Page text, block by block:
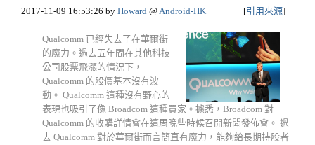
2017-11-09 16:53:26 by Howard @Android-HK [引用來源]
Qualcomm 已經失去了在華爾街
的魔力。過去五年間在其他科技
公司股票飛漲的情況下，
Qualcomm 的股價基本沒有波
動。 Qualcomm 這種沒有野心的
表現也吸引了像 Broadcom 這種買家。據悉，Broadcom 對
Qualcomm 的收購詳情會在這周晚些時候召開新聞發佈會。 過
去 Qualcomm 對於華爾街而言簡直有魔力，能夠給長期持股者